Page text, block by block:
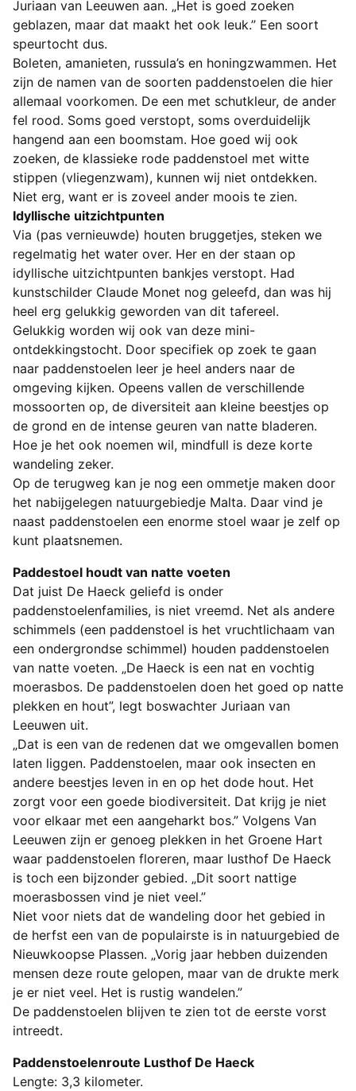
Juriaan van Leeuwen aan. „Het is goed zoeken
geblazen, maar dat maakt het ook leuk.” Een soort
speurtocht dus.
Boleten, amanieten, russula’s en honingzwammen. Het
zijn de namen van de soorten paddenstoelen die hier
allemaal voorkomen. De een met schutkleur, de ander
fel rood. Soms goed verstopt, soms overduidelijk
hangend aan een boomstam. Hoe goed wij ook
zoeken, de klassieke rode paddenstoel met witte
stippen (vliegenzwam), kunnen wij niet ontdekken.
Niet erg, want er is zoveel ander moois te zien.
Idyllische uitzichtpunten
Via (pas vernieuwde) houten bruggetjes, steken we
regelmatig het water over. Her en der staan op
idyllische uitzichtpunten bankjes verstopt. Had
kunstschilder Claude Monet nog geleefd, dan was hij
heel erg gelukkig geworden van dit tafereel.
Gelukkig worden wij ook van deze mini-
ontdekkingstocht. Door specifiek op zoek te gaan
naar paddenstoelen leer je heel anders naar de
omgeving kijken. Opeens vallen de verschillende
mossoorten op, de diversiteit aan kleine beestjes op
de grond en de intense geuren van natte bladeren.
Hoe je het ook noemen wil, mindfull is deze korte
wandeling zeker.
Op de terugweg kan je nog een ommetje maken door
het nabijgelegen natuurgebiedje Malta. Daar vind je
naast paddenstoelen een enorme stoel waar je zelf op
kunt plaatsnemen.
Paddestoel houdt van natte voeten
Dat juist De Haeck geliefd is onder
paddenstoelenfamilies, is niet vreemd. Net als andere
schimmels (een paddenstoel is het vruchtlichaam van
een ondergrondse schimmel) houden paddenstoelen
van natte voeten. „De Haeck is een nat en vochtig
moerasbos. De paddenstoelen doen het goed op natte
plekken en hout”, legt boswachter Juriaan van
Leeuwen uit.
„Dat is een van de redenen dat we omgevallen bomen
laten liggen. Paddenstoelen, maar ook insecten en
andere beestjes leven in en op het dode hout. Het
zorgt voor een goede biodiversiteit. Dat krijg je niet
voor elkaar met een aangeharkt bos.” Volgens Van
Leeuwen zijn er genoeg plekken in het Groene Hart
waar paddenstoelen floreren, maar lusthof De Haeck
is toch een bijzonder gebied. „Dit soort nattige
moerasbossen vind je niet veel.”
Niet voor niets dat de wandeling door het gebied in
de herfst een van de populairste is in natuurgebied de
Nieuwkoopse Plassen. „Vorig jaar hebben duizenden
mensen deze route gelopen, maar van de drukte merk
je er niet veel. Het is rustig wandelen.”
De paddenstoelen blijven te zien tot de eerste vorst
intreedt.
Paddenstoelenroute Lusthof De Haeck
Lengte: 3,3 kilometer.